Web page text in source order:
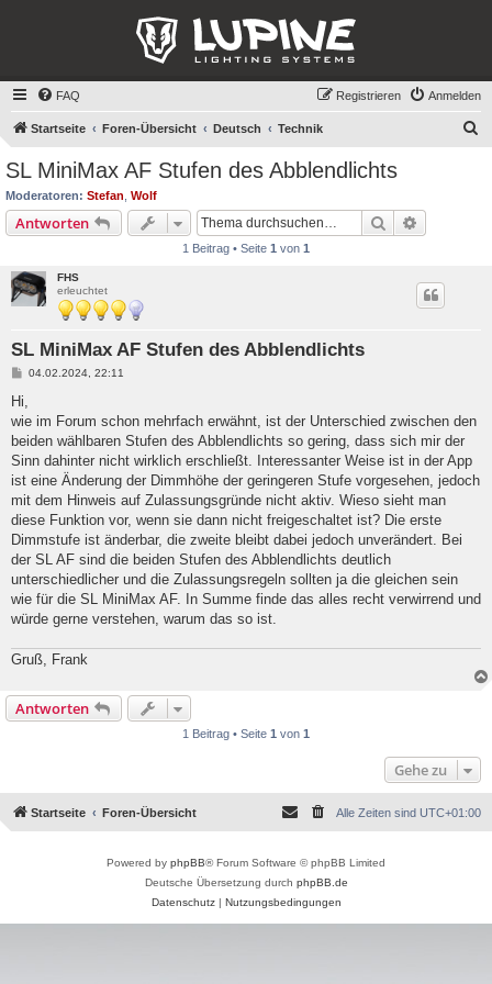
FAQ Anmelden
Registrieren
Startseite Foren-Übersicht Deutsch Technik
SL MiniMax AF Stufen des Abblendlichts
Moderatoren: Stefan Wolf
Antworten Suche
1 Beitrag • Seite 1 von 1
FHS
erleuchtet
SL MiniMax AF Stufen des Abblendlichts
B
t
r
a
04.02.2024, 22:11
Hi,
wie im Forum schon mehrfach erwähnt, ist der Unterschied zwischen den
beiden wählbaren Stufen des Abblendlichts so gering, dass sich mir der
Sinn dahinter nicht wirklich erschließt. Interessanter Weise ist in der App
ist eine Änderung der Dimmhöhe der geringeren Stufe vorgesehen, jedoch
mit dem Hinweis auf Zulassungsgründe nicht aktiv. Wieso sieht man
diese Funktion vor, wenn sie dann nicht freigeschaltet ist? Die erste
Dimmstufe ist änderbar, die zweite bleibt dabei jedoch unverändert. Bei
der SL AF sind die beiden Stufen des Abblendlichts deutlich
unterschiedlicher und die Zulassungsregeln sollten ja die gleichen sein
wie für die SL MiniMax AF. In Summe finde das alles recht verwirrend und
würde gerne verstehen, warum das so ist.
Gruß, Frank
Antworten
1 Beitrag • Seite 1 von 1
Gehe zu
Startseite Foren-Übersicht Alle Zeiten sind UTC+01:00
Powered by phpBB® Forum Software © phpBB Limited
Deutsche Übersetzung durch phpBB.de
Datenschutz| Nutzungsbedingungen